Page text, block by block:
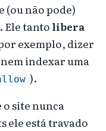
(ou não pode)
Ele tantolibera
exemplo, dizer
indexar uma
).
o site nunca
ele está travado